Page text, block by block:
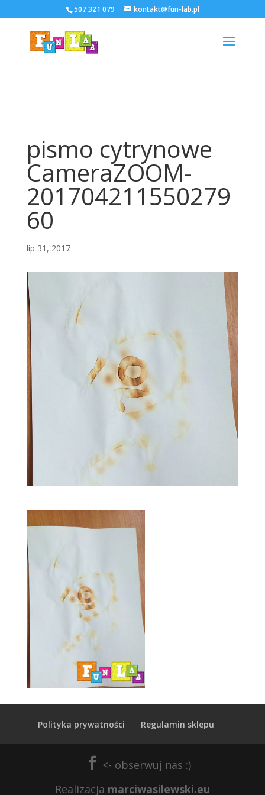
507 321 079 kontakt@fun-lab.pl
pismo cytrynowe
CameraZOOM-
201704211550279
60
lip 31, 2017
Polityka prywatności Regulamin sklepu
Realizacja marciwasilewski.eu